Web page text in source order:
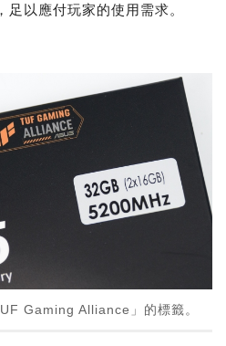
以應付玩家的使用需求。
Gaming Alliance」的標籤。